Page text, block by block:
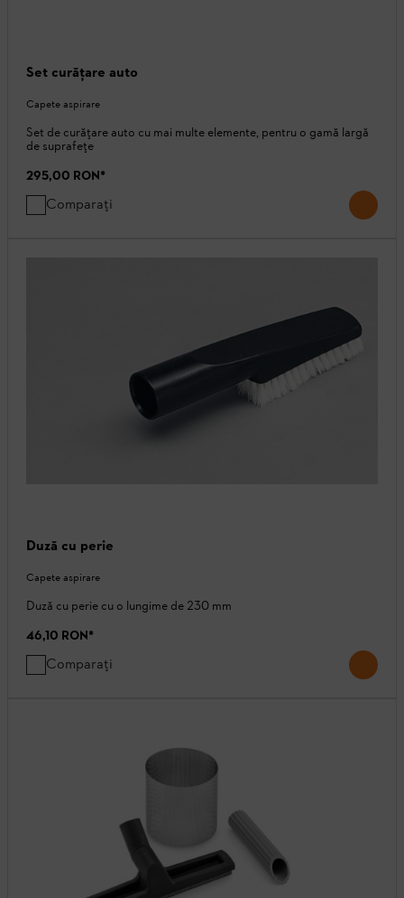
Set curăţare auto
Capete aspirare
Set de curățare auto cu mai multe elemente, pentru o gamă largă
de suprafețe
295,00 RON*
Comparați
Duză cu perie
Capete aspirare
Duză cu perie cu o lungime de 230 mm
46,10 RON*
Comparați